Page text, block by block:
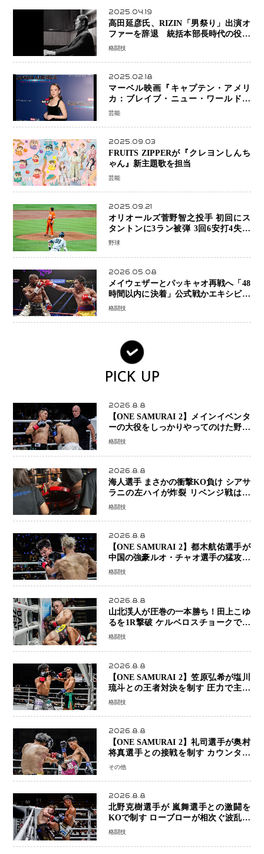
2025.04.19
高田延彦氏、RIZIN「男祭り」出演オ
ファーを辞退 統括本部長時代の役目
「すでに終えています」と明言
格闘技
2025.02.18
マーベル映画『キャプテン・アメリ
カ：ブレイブ・ニュー・ワールド』
新ブラック・ウィドウ役のシラ・ハー
芸能
2025.09.03
FRUITS ZIPPERが『クレヨンしんち
ゃん』新主題歌を担当
芸能
2025.09.21
オリオールズ菅野智之投手 初回にス
タントンに3ラン被弾 3回6安打4失点
で降板
野球
2026.05.08
メイウェザーとパッキャオ再戦へ「48
時間以内に決着」公式戦かエキシビシ
ョンか混迷続く
格闘技
PICK UP
2026.8.8
【ONE SAMURAI 2】メインイベンタ
ーの大役をしっかりやってのけた野杁
正明が衝撃のリベンジ！ リウ・メン
ーで完全決着
格闘技
2026.8.8
海人選手 まさかの衝撃KO負け シアサ
ラニの左ハイが炸裂 リベンジ戦は一
瞬で決着
格闘技
2026.8.8
【ONE SAMURAI 2】都木航佑選手が
中国の強豪ルオ・チャオ選手の猛攻を
受けながらも的確な攻撃で応戦 最後
格闘技
2026.8.8
山北渓人が圧巻の一本勝ち！田上こゆ
るを1R撃破 ケルベロスチョークで存
在感を示す
格闘技
2026.8.8
【ONE SAMURAI 2】笠原弘希が塩川
琉斗との王者対決を制す 圧力で主導
権を握り判定勝利
格闘技
2026.8.8
【ONE SAMURAI 2】礼司選手が奥村
将真選手との接戦を制す カウンター
と正確な打撃で判定勝利
その他
2026.8.8
北野克樹選手が 嵐舞選手との激闘を
KOで制す ローブローが相次ぐ波乱の
展開…涙の勝利「生まれてくる娘のた
格闘技